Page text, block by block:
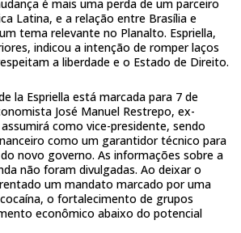
é mais uma perda de um parceiro
Latina, e a relação entre Brasília e
tema relevante no Planalto. Espriella,
indicou a intenção de romper laços
a liberdade e o Estado de Direito.
la Espriella está marcada para 7 de
José Manuel Restrepo, ex-
como vice-presidente, sendo
como um garantidor técnico para
novo governo. As informações sobre a
não foram divulgadas. Ao deixar o
um mandato marcado por uma
o fortalecimento de grupos
econômico abaixo do potencial